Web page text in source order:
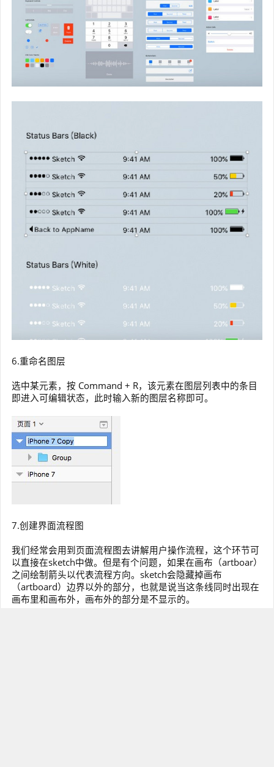
6.重命名图层
选中某元素，按 Command + R，该元素在图层列表中的条目
即进入可编辑状态，此时输入新的图层名称即可。
7.创建界面流程图
我们经常会用到页面流程图去讲解用户操作流程，这个环节可
以直接在sketch中做。但是有个问题，如果在画布（artboar）
之间绘制箭头以代表流程方向。sketch会隐藏掉画布
（artboard）边界以外的部分，也就是说当这条线同时出现在
画布里和画布外，画布外的部分是不显示的。